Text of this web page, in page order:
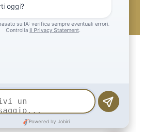
cookie
520volte
and powered by Gruppo Spaggiari
Publishing & New Social Media
personali